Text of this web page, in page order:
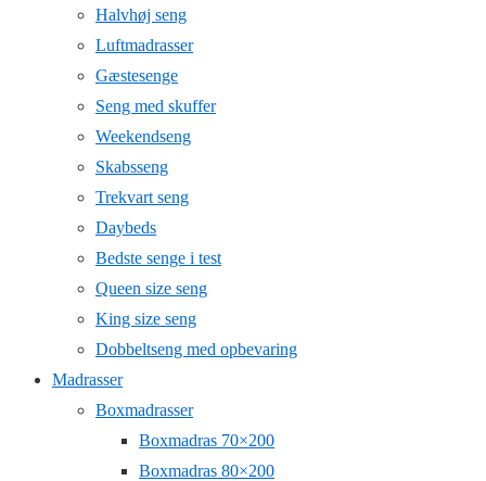
Halvhøj seng
Luftmadrasser
Gæstesenge
Seng med skuffer
Weekendseng
Skabsseng
Trekvart seng
Daybeds
Bedste senge i test
Queen size seng
King size seng
Dobbeltseng med opbevaring
Madrasser
Boxmadrasser
Boxmadras 70×200
Boxmadras 80×200